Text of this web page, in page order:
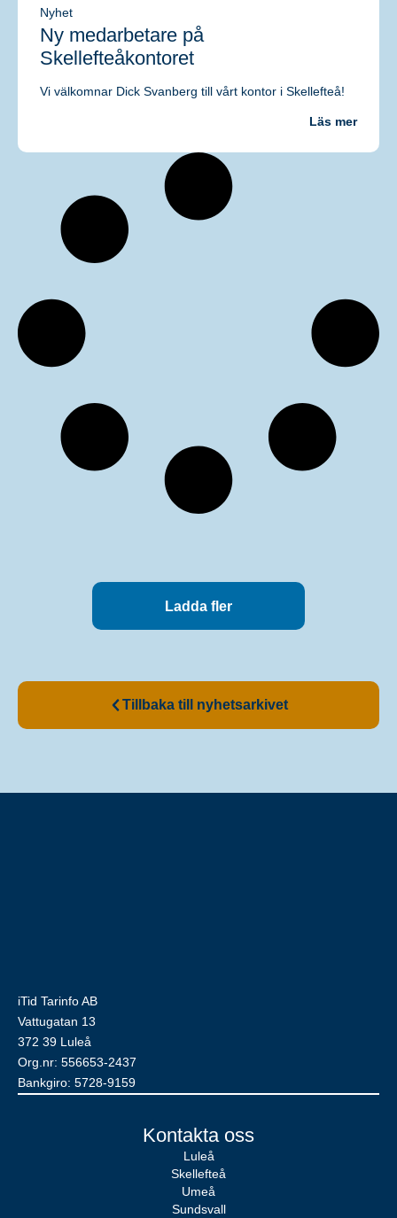
Nyhet
Ny medarbetare på
Skellefteåkontoret
Vi välkomnar Dick Svanberg till vårt kontor i Skellefteå!
Läs mer
Ladda fler
Tillbaka till nyhetsarkivet
iTid Tarinfo AB
Vattugatan 13
372 39 Luleå
Org.nr: 556653-2437
Bankgiro: 5728-9159
Kontakta oss
Luleå
Skellefteå
Umeå
Sundsvall